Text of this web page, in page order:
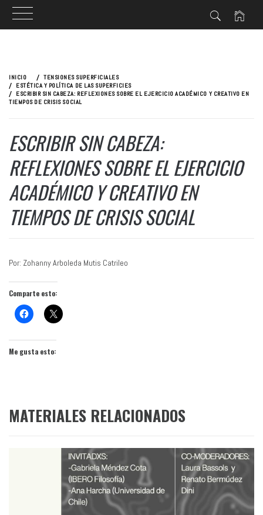
contenido
INICIO
TENSIONES SUPERFICIALES
ESTÉTICA Y POLÍTICA DE LAS SUPERFICIES
ESCRIBIR SIN CABEZA: REFLEXIONES SOBRE EL EJERCICIO ACADÉMICO Y CREATIVO EN
TIEMPOS DE CRISIS SOCIAL
ESCRIBIR SIN CABEZA:
REFLEXIONES SOBRE EL EJERCICIO
ACADÉMICO Y CREATIVO EN
TIEMPOS DE CRISIS SOCIAL
Por: Zohanny Arboleda Mutis Catrileo
Comparte esto:
Me gusta esto:
MATERIALES RELACIONADOS